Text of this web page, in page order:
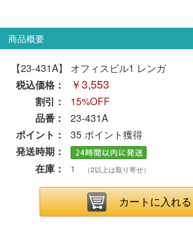
セール品・キャンペーン
セール商品
走行エリア別 鉄道模型車両リスト
北海道・東北
中部 関西
商品概要
【23-431A】 オフィスビル1 レンガ
税込価格：
￥3,553
割引：
15%OFF
品番：
23-431A
ポイント：
35 ポイント獲得
発送時期：
在庫：
1 （2以上は取り寄せ）
カートに入れる